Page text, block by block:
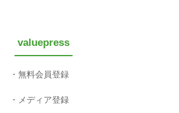
valuepress
無料会員登録
メディア登録